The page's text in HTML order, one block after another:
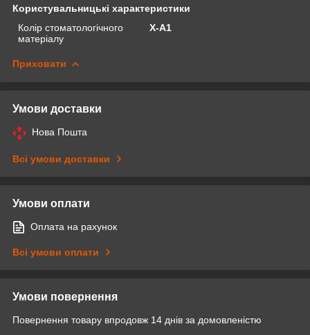
Користувальницькі характеристики
Колір стоматологічного
матеріалу
X-A1
Приховати
Умови доставки
Нова Пошта
Всі умови доставки
Умови оплати
Оплата на рахунок
Всі умови оплати
Умови повернення
Повернення товару впродовж 14 днів за домовленістю